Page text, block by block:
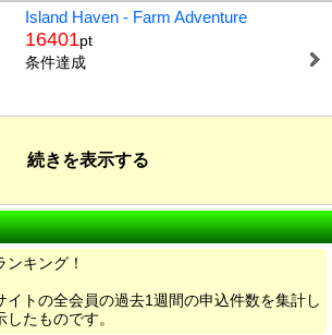
Island Haven - Farm Adventure
16401pt
条件達成
続きを表示する
キング！
トの全会員の過去1週間の申込件数を集計し
たものです。